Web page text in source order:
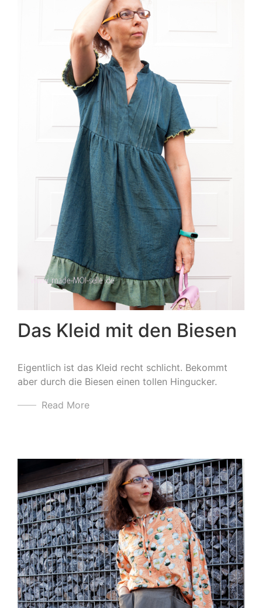
Das Kleid mit den Biesen
Eigentlich ist das Kleid recht schlicht. Bekommt
aber durch die Biesen einen tollen Hingucker.
Read More